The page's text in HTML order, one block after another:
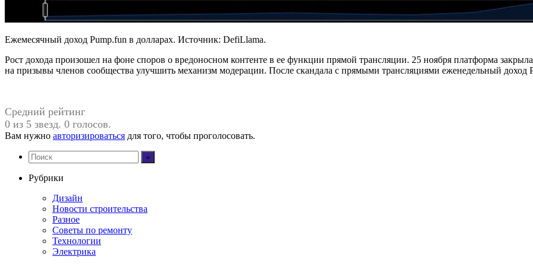
Ежемесячный доход Pump.fun в долларах. Источник: DefiLlama.
Рост дохода произошел на фоне споров о вредоносном контенте в ее функции прямой трансляции. 25 ноября платформа
на призывы членов сообщества улучшить механизм модерации. После скандала с прямыми трансляциями еженедельный доход
Средний рейтинг
0 из 5 звезд. 0 голосов.
Вам нужно авторизироваться для того, чтобы проголосовать.
Рубрики
Дизайн
Новости строительства
Разное
Советы по ремонту
Технологии
Электрика